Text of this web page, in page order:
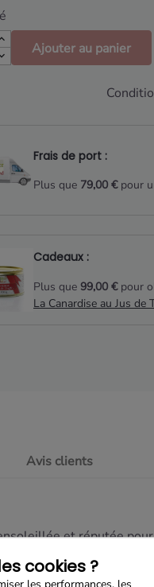
Ajouter au panier
Frais de port :
Plus que 79,00 €pour
Cadeaux :
Plus que 99,00 €pour
La Canardise au Jus de
Avis clients
et réputée
à point, cueillis à la main
cookies ?